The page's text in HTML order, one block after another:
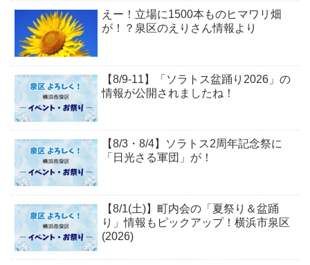
えー！立場に1500本ものヒマワリ畑
が！？泉区のえりさん情報より
【8/9-11】「ソラトス盆踊り2026」の
情報が公開されましたね！
【8/3・8/4】ソラトス2周年記念祭に
「日光さる軍団」が！
【8/1(土)】町内会の「夏祭り＆盆踊
り」情報もピックアップ！横浜市泉区
(2026)